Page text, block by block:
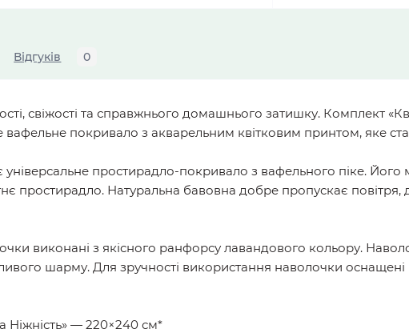
Відгуків 0
свіжості та справжнього домашнього затишку. Комплект
вафельне покривало з акварельним квітковим принтом, яке
простирадло-покривало з вафельного піке.
простирадло. Натуральна бавовна добре пропускає
виконані з якісного ранфорсу лавандового кольору.
шарму. Для зручності використання наволочки
Ніжність» — 220×240 см*